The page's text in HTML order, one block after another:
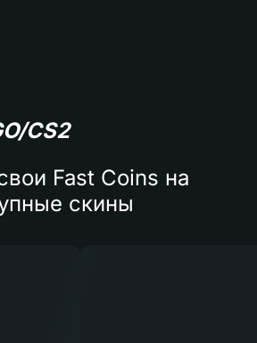
CS2
Fast Coins на
скины